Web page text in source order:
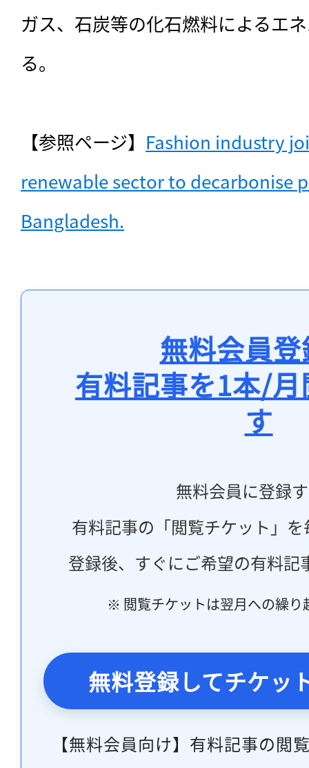
ガス、石炭等の化石燃料によるエ
る。
【参照ページ】 Fashion industry
renewable sector to decarbonise
Bangladesh.
無料会員
有料記事を1本/
す
無料会員に登録
有料記事の「閲覧チケット」
登録後、すぐにご希望の有料記
※ 閲覧チケットは翌月への繰り
無料登録してチケッ
【無料会員向け】有料記事の閲